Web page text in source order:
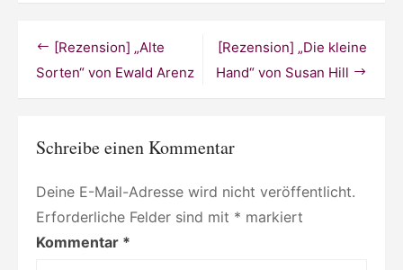
Miss
Petitfour“
von
Emma
Block
Beitragsnavigation[Rezension] „Die kleine
Hand“ von Susan Hill
[Rezension] „Alte
Sorten“ von Ewald Arenz
Schreibe einen Kommentar
Deine E-Mail-Adresse wird nicht veröffentlicht.
Erforderliche Felder sind mit * markiert
Kommentar *